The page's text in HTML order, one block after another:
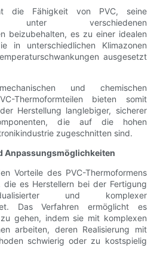
die Fähigkeit von PVC, seine
unter verschiedenen
beizubehalten, es zu einer idealen
in unterschiedlichen Klimazonen
ausgesetzt
und chemischen
Thermoformteilen bieten somit
Herstellung langlebiger, sicherer
die auf die hohen
zugeschnitten sind.
Anpassungsmöglichkeiten
Vorteile des PVC-Thermoformens
es Herstellern bei der Fertigung
und komplexer
Das Verfahren ermöglicht es
gehen, indem sie mit komplexen
arbeiten, deren Realisierung mit
schwierig oder zu kostspielig